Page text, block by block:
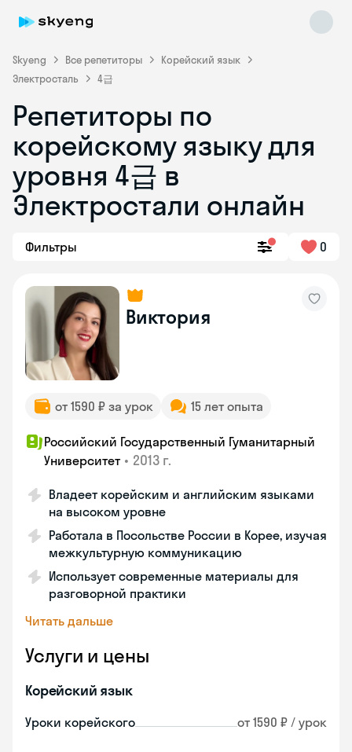
Skyeng Все репетиторы
Корейский язык
Электросталь
4급
Репетиторы по
корейскому языку для
уровня 4급 в
Электростали онлайн
Фильтры 0
Виктория
от 1590 ₽ за урок 15 лет опыта
Российский Государственный Гуманитарный
Университет • 2013 г.
Владеет корейским и английским языками
на высоком уровне
Работала в Посольстве России в Корее, изучая
межкультурную коммуникацию
Использует современные материалы для
разговорной практики
Читать дальше
Услуги и цены
Корейский язык
Уроки корейского от 1590 ₽ / урок
Skyeng Chat
online